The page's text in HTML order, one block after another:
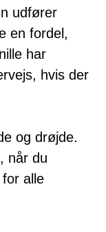
udfører
en fordel,
har
hvis der
og drøjde.
når du
alle